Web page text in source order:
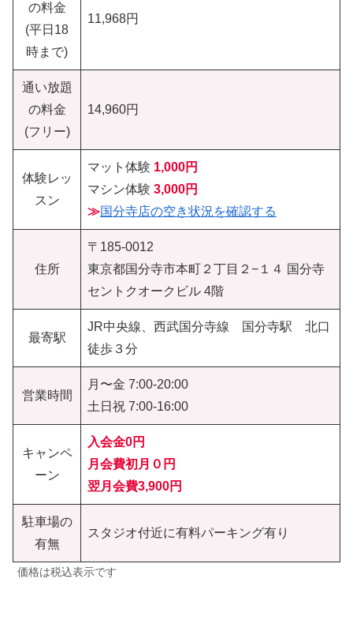
の料金
(平日18
時まで)
11,968円
通い放題
の料金
(フリー)
14,960円
体験レッ
スン
マット体験 1,000円
マシン体験 3,000円
≫国分寺店の空き状況を確認する
住所
〒185-0012
東京都国分寺市本町２丁目２−１４ 国分寺
セントクオークビル 4階
最寄駅
JR中央線、西武国分寺線 国分寺駅 北口
徒歩３分
営業時間
月〜金 7:00-20:00
土日祝 7:00-16:00
キャンペ
ーン
入会金0円
月会費初月０円
翌月会費3,900円
駐車場の
有無
スタジオ付近に有料パーキング有り
価格は税込表示です